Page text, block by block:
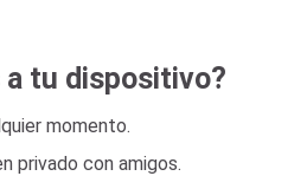
tu dispositivo?
momento.
privado con amigos.